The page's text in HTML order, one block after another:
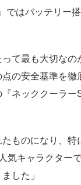
ではバッテリー
って最も大切な
の安全基準を徹
ネッククーラ
ものになり、特
気キャラクター
した」